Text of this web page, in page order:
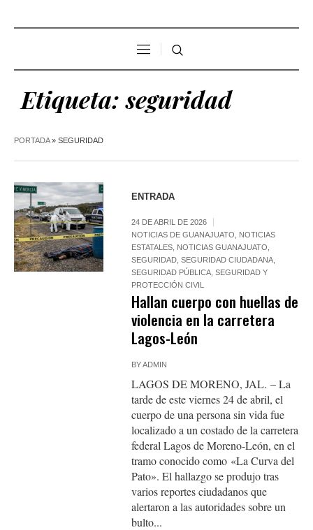
Etiqueta:seguridad
PORTADA» SEGURIDAD
ENTRADA
24 DE ABRIL DE 2026
NOTICIAS DE GUANAJUATO
NOTICIAS
ESTATALES NOTICIAS GUANAJUATO
SEGURIDAD ,SEGURIDAD CIUDADANA
SEGURIDAD PÚBLICA ,SEGURIDAD Y
PROTECCIÓN CIVIL
Hallan cuerpo con huellas de
violencia en la carretera
Lagos-León
BYADMIN
LAGOS DE MORENO, JAL. – La
tarde de este viernes 24 de abril, el
cuerpo de una persona sin vida fue
localizado a un costado de la carretera
federal Lagos de Moreno-León, en el
tramo conocido como «La Curva del
Pato». El hallazgo se produjo tras
varios reportes ciudadanos que
alertaron a las autoridades sobre un
bulto...